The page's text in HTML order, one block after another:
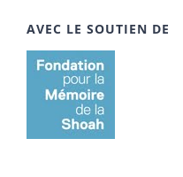
AVEC LE SOUTIEN DE